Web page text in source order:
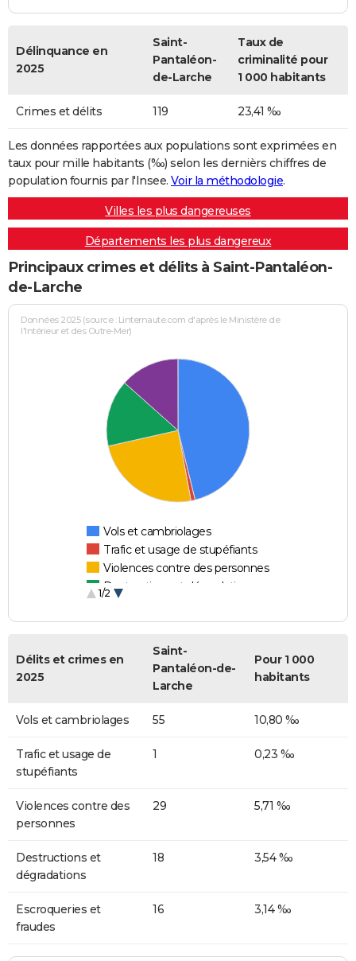
Délinquance en
2025
Saint-
Pantaléon-
de-Larche
Taux de
criminalité pour
1 000 habitants
Crimes et délits 119 23,41 ‰
Les données rapportées aux populations sont exprimées en
taux pour mille habitants (‰) selon les dernièrs chiffres de
population fournis par l'Insee. Voir la méthodologie.
Villes les plus dangereuses
Départements les plus dangereux
Principaux crimes et délits à Saint-Pantaléon-
de-Larche
Données 2025 (source : Linternaute.com d'après le Ministère de
l'Intérieur et des Outre-Mer)
Vols et cambriolages
Trafic et usage de stupéfiants
Violences contre des personnes
Destructions et dégradations
1/2
Délits et crimes en
2025
Saint-
Pantaléon-de-
Larche
Pour 1 000
habitants
Vols et cambriolages 55 10,80 ‰
Trafic et usage de
stupéfiants
1 0,23 ‰
Violences contre des
personnes
29 5,71 ‰
Destructions et
dégradations
18 3,54 ‰
Escroqueries et
fraudes
16 3,14 ‰